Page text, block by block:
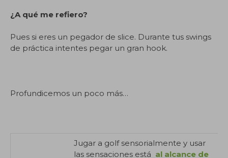
¿A qué me refiero?
Pues si eres un pegador de slice. Durante tus swings
de práctica intentes pegar un gran hook.
Profundicemos un poco más…
Jugar a golf sensorialmente y usar
las sensaciones está al alcance de